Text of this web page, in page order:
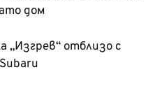
дом
„Изгрев“ отблизо с